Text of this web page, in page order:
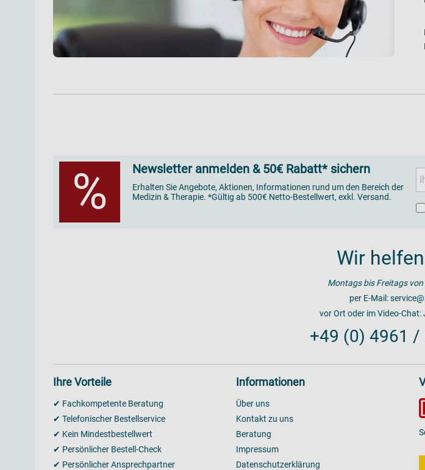
% Newsletter anmelden & 50€ Rabatt* sichern
Erhalten Sie Angebote, Aktionen, Informationen rund um den Bereich der
Medizin & Therapie. *Gültig ab 500€ Netto-Bestellwert, exkl. Versand.
Wir
Montags bis Freitags von
per E-Mail:
vor Ort oder im Video-Chat:
+49 (0) 4961 /
Ihre Vorteile
✔ Fachkompetente Beratung
✔ Telefonischer Bestellservice
✔ Kein Mindestbestellwert
✔ Persönlicher Bestell-Check
✔ Persönlicher Ansprechpartner
Informationen
Über uns
Kontakt zu uns
Beratung
Impressum
Datenschutzerklärung